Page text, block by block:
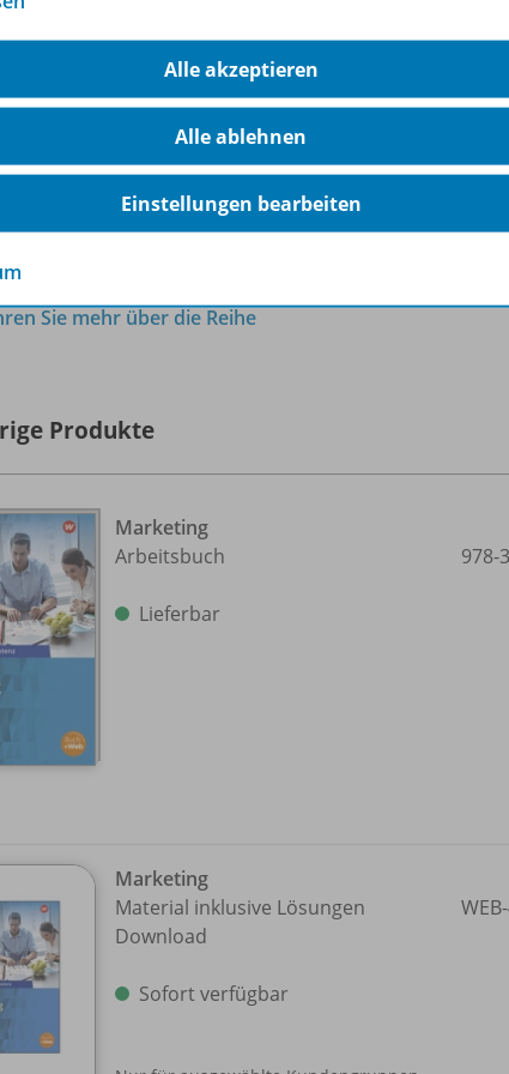
Investitionskonzept, Finanzierungskonzept
Vorlagen (für den Praxisfall und die
Sie mehr über die Reihe
Produkte
Marketing
Arbeitsbuch
Lieferbar
978-
Marketing
Material inklusive Lösungen
Download
Sofort verfügbar
Alle akzeptieren
Alle ablehnen
Einstellungen bearbeiten